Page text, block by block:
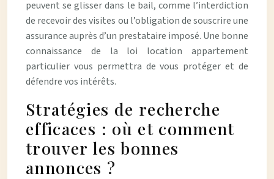
peuvent se glisser dans le bail, comme l’interdiction
de recevoir des visites ou l’obligation de souscrire une
assurance auprès d’un prestataire imposé. Une bonne
connaissance de la loi location appartement
particulier vous permettra de vous protéger et de
défendre vos intérêts.
Stratégies de recherche
efficaces : où et comment
trouver les bonnes
annonces ?